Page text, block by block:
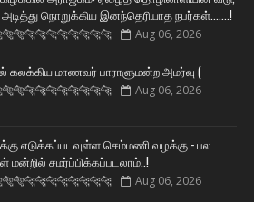
நொறுக்கிய இனந்தெரியாத நபர்கள்.......!
Aug 06, 2026
கலக்கிய மாணவர் பாராளுமன்ற அமர்வு (
Aug 06, 2026
எடுக்கப்படவுள்ள செம்மணி வழக்கு - பல
மன்றில் சமர்ப்பிக்கப்படலாம்..!
Aug 06, 2026